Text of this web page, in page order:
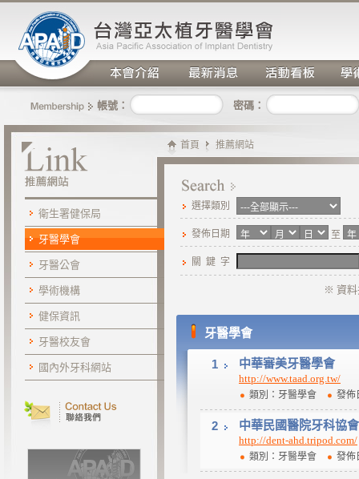
帳號： 密碼：
衛生署健保局
牙醫學會
牙醫公會
學術機構
健保資訊
牙醫校友會
國內外牙科網站
首頁 推薦網站
選擇類別
發佈日期 至
關 鍵 字
※ 資
牙醫學會
1 中華審美牙醫學會
http://www.taad.org.tw/
類別：牙醫學會 發佈
2 中華民國醫院牙科協會
http://dent-ahd.tripod.com/
類別：牙醫學會 發佈